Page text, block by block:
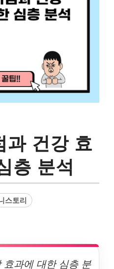
과 건강 효
층 분석
스토리
효과에 대한 심층 분